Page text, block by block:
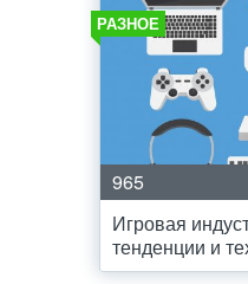
РАЗНОЕ
965
Игровая
тенденции и